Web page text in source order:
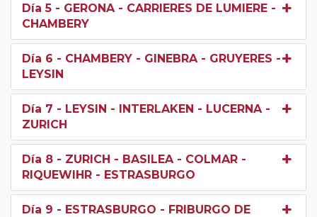
Día 5 - GERONA - CARRIERES DE LUMIERE -
CHAMBERY
Día 6 - CHAMBERY - GINEBRA - GRUYERES -
LEYSIN
Día 7 - LEYSIN - INTERLAKEN - LUCERNA -
ZURICH
Día 8 - ZURICH - BASILEA - COLMAR -
RIQUEWIHR - ESTRASBURGO
Día 9 - ESTRASBURGO - FRIBURGO DE